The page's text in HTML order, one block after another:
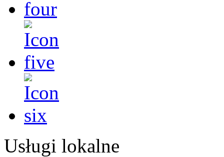
Usługi lokalne